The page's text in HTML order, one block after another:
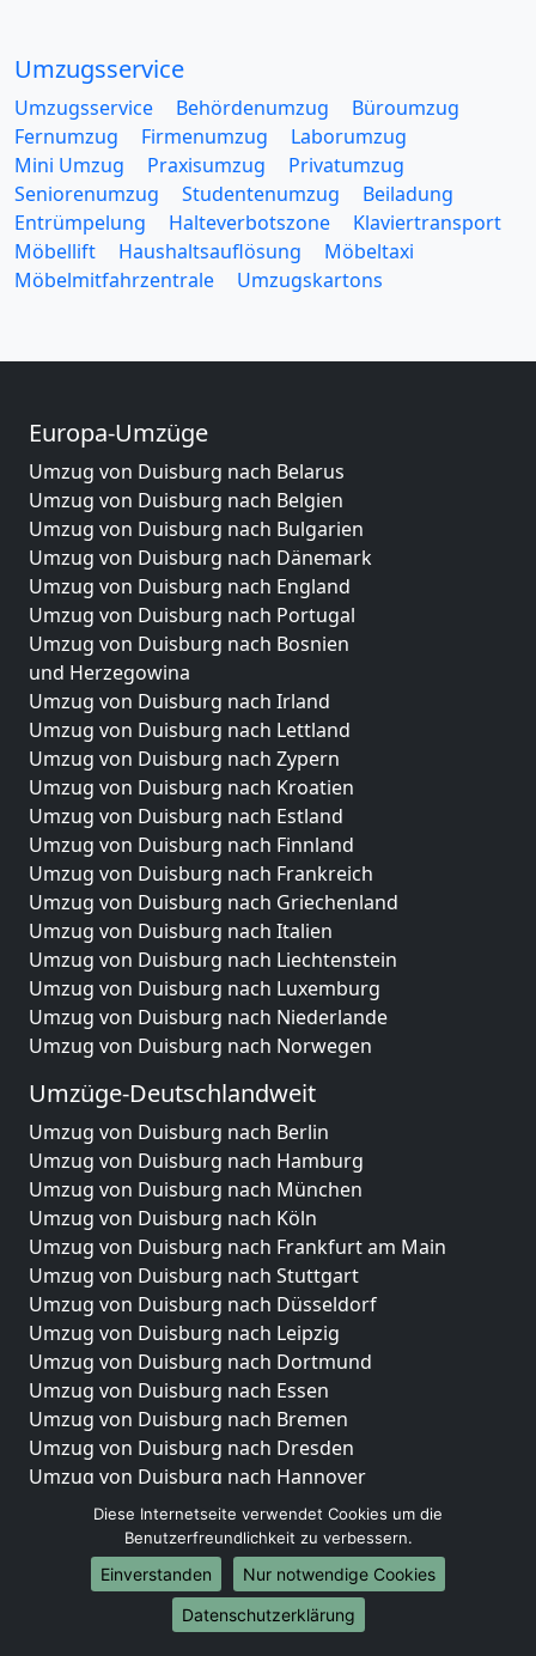
Umzugsservice
Umzugsservice Behördenumzug
Büroumzug
Fernumzug
Firmenumzug
Laborumzug
Mini Umzug
Praxisumzug
Privatumzug
Seniorenumzug
Studentenumzug
Beiladung
Entrümpelung
Halteverbotszone
Klaviertransport
Möbellift
Haushaltsauflösung
Möbeltaxi
Möbelmitfahrzentrale
Umzugskartons
Europa-Umzüge
Umzug von Duisburg nach Belarus
Umzug von Duisburg nach Belgien
Umzug von Duisburg nach Bulgarien
Umzug von Duisburg nach Dänemark
Umzug von Duisburg nach England
Umzug von Duisburg nach Portugal
Umzug von Duisburg nach Bosnien
und Herzegowina
Umzug von Duisburg nach Irland
Umzug von Duisburg nach Lettland
Umzug von Duisburg nach Zypern
Umzug von Duisburg nach Kroatien
Umzug von Duisburg nach Estland
Umzug von Duisburg nach Finnland
Umzug von Duisburg nach Frankreich
Umzug von Duisburg nach Griechenland
Umzug von Duisburg nach Italien
Umzug von Duisburg nach Liechtenstein
Umzug von Duisburg nach Luxemburg
Umzug von Duisburg nach Niederlande
Umzug von Duisburg nach Norwegen
Umzüge-Deutschlandweit
Umzug von Duisburg nach Berlin
Umzug von Duisburg nach Hamburg
Umzug von Duisburg nach München
Umzug von Duisburg nach Köln
Umzug von Duisburg nach Frankfurt am Main
Umzug von Duisburg nach Stuttgart
Umzug von Duisburg nach Düsseldorf
Umzug von Duisburg nach Leipzig
Umzug von Duisburg nach Dortmund
Umzug von Duisburg nach Essen
Umzug von Duisburg nach Bremen
Umzug von Duisburg nach Dresden
Umzug von Duisburg nach Hannover
Umzug von Duisburg nach Nürnberg
Umzug von Duisburg nach Duisburg
Umzug von Duisburg nach Bochum
Umzug von Duisburg nach Wuppertal
Umzug von Duisburg nach Bielefeld
Diese Internetseite verwendet Cookies um die
Benutzerfreundlichkeit zu verbessern.
Einverstanden
Nur notwendige Cookies
Datenschutzerklärung